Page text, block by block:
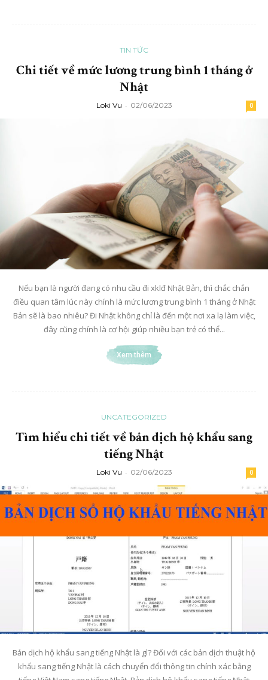
TIN TỨC
Chi tiết về mức lương trung bình 1 tháng ở
Nhật
Loki Vu - 02/06/2023 0
Nếu bạn là người đang có nhu cầu đi xklđ Nhật Bản, thì chắc chắn
điều quan tâm lúc này chính là mức lương trung bình 1 tháng ở Nhật
Bản sẽ là bao nhiêu? Đi Nhật không chỉ là đến một nơi xa lạ làm việc,
đây cũng chính là cơ hội giúp nhiều bạn trẻ có thể...
Xem thêm
UNCATEGORIZED
Tìm hiểu chi tiết về bản dịch hộ khẩu sang
tiếng Nhật
Loki Vu - 02/06/2023 0
Bản dịch hộ khẩu sang tiếng Nhật là gì? Đối với các bản dịch thuật hộ
khẩu sang tiếng Nhật là cách chuyển đổi thông tin chính xác bằng